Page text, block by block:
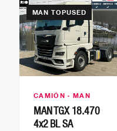
MAN TOPUSED
CAMIÓN · MAN
MAN TGX 18.470
4x2 BL SA